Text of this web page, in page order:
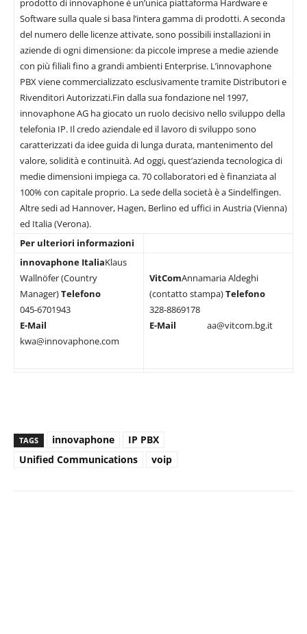
prodotto di innovaphone è un’unica piattaforma Hardware e
Software sulla quale si basa l’intera gamma di prodotti. A seconda
del numero delle licenze attivate, sono possibili installazioni in
aziende di ogni dimensione: da piccole imprese a medie aziende
con più filiali fino a grandi ambienti Enterprise. L’innovaphone
PBX viene commercializzato esclusivamente tramite Distributori e
Rivenditori Autorizzati.Fin dalla sua fondazione nel 1997,
innovaphone AG ha giocato un ruolo decisivo nello sviluppo della
telefonia IP. Il credo aziendale ed il lavoro di sviluppo sono
caratterizzati da idee guida di lunga durata, mantenimento del
valore, solidità e continuità. Ad oggi, quest’azienda tecnologica di
medie dimensioni impiega ca. 70 collaboratori ed è finanziata al
100% con capitale proprio. La sede della società è a Sindelfingen.
Altre sedi ad Hannover, Hagen, Berlino ed uffici in Austria (Vienna)
ed Italia (Verona).
Per ulteriori informazioni
innovaphone ItaliaKlaus
Wallnöfer (Country
Manager)Telefono
045-6701943
E-Mail
kwa@innovaphone.com
VitComAnnamaria Aldeghi
(contatto stampa)Telefono
328-8869178
E-Mail
aa@vitcom.bg.it
TAGS innovaphone
IP PBX
Unified Communications
voip